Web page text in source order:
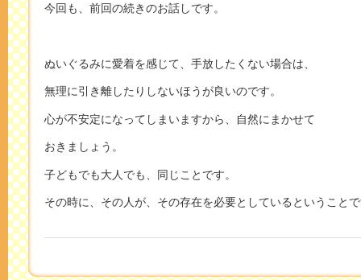
今回も、前回の続きのお話しです。
ぬいぐるみに愛着を感じて、手放したくない場合は、
無理に引き離したりしないほうが良いのです。
心が不安定になってしまいますから、自然にまかせて
おきましょう。
子どもでも大人でも、同じことです。
その時に、その人が、その存在を必要としているということ